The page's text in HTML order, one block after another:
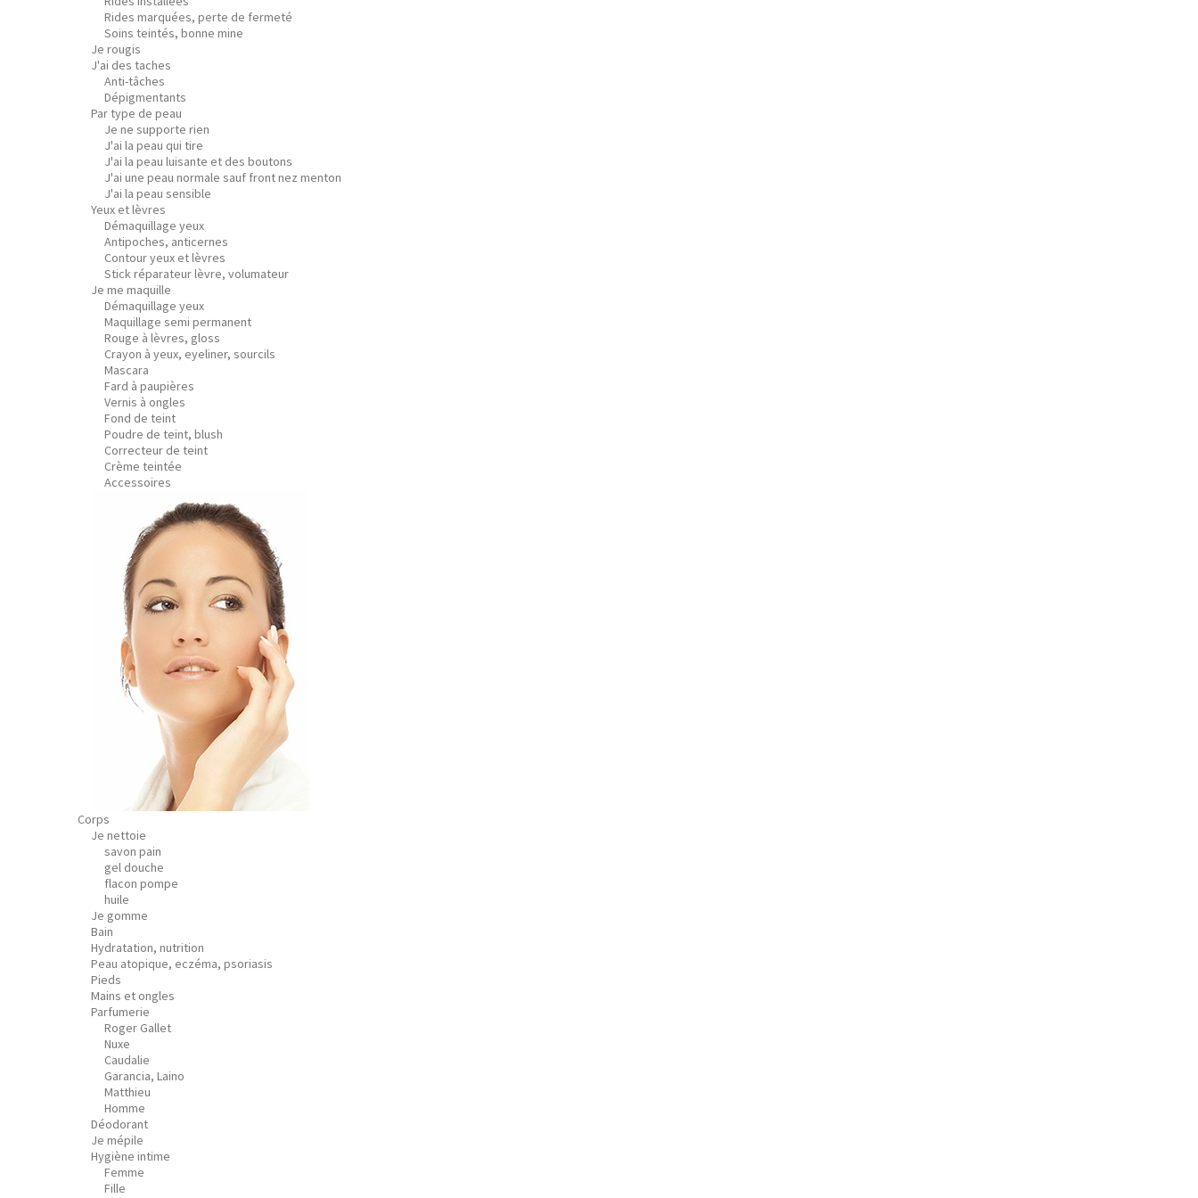
Rides marquées, perte de fermeté
Soins teintés, bonne mine
Je rougis
J'ai des taches
Anti-tâches
Dépigmentants
Par type de peau
Je ne supporte rien
J'ai la peau qui tire
J'ai la peau luisante et des boutons
J'ai une peau normale sauf front nez menton
J'ai la peau sensible
Yeux et lèvres
Démaquillage yeux
Antipoches, anticernes
Contour yeux et lèvres
Stick réparateur lèvre, volumateur
Je me maquille
Démaquillage yeux
Maquillage semi permanent
Rouge à lèvres, gloss
Crayon à yeux, eyeliner, sourcils
Mascara
Fard à paupières
Vernis à ongles
Fond de teint
Poudre de teint, blush
Correcteur de teint
Crème teintée
Accessoires
Corps
Je nettoie
savon pain
gel douche
flacon pompe
huile
Je gomme
Bain
Hydratation, nutrition
Peau atopique, eczéma, psoriasis
Pieds
Mains et ongles
Parfumerie
Roger Gallet
Nuxe
Caudalie
Garancia, Laino
Matthieu
Homme
Déodorant
Je mépile
Hygiène intime
Femme
Fille